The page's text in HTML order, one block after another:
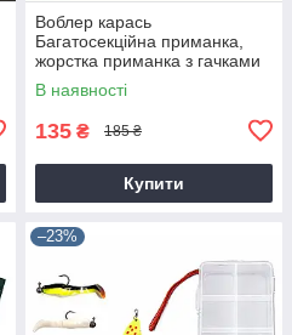
Воблер карась
Багатосекційна приманка,
жорстка приманка з гачками
В наявності
135 ₴ 185 ₴
Купити
–23%